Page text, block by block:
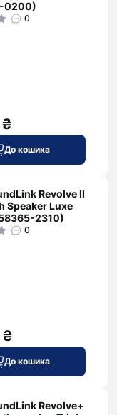
0200)
0
До кошика
Revolve II
Speaker Luxe
2310)
0
₴
До кошика
Revolve+